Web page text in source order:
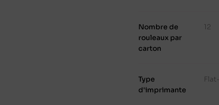
Nombre de
rouleaux par
carton
12
Type
d'imprimante